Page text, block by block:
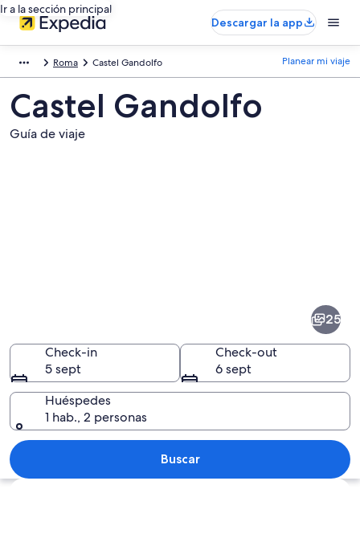
Ir a la sección principal
Descargar la app
Roma Castel Gandolfo Planear mi viaje
Castel Gandolfo
Guía de viaje
Un lago rodeado de montañas, una
25
Check-in
5 sept
Check-out
6 sept
Huéspedes
1 hab., 2 personas
Buscar
Ver mapa